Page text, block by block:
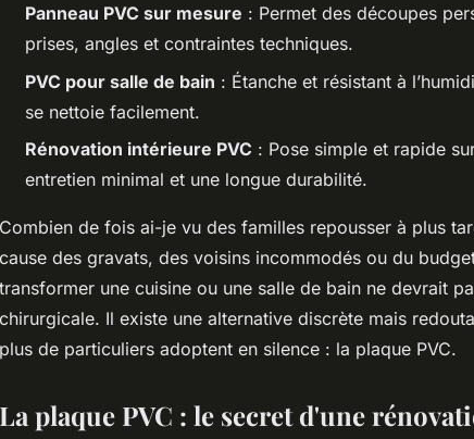
Panneau PVC sur mesure : Permet des découpes
prises, angles et contraintes techniques.
PVC pour salle de bain : Étanche et résistant à
se nettoie facilement.
Rénovation intérieure PVC : Pose simple et rapide
entretien minimal et une longue durabilité.
Combien de fois ai-je vu des familles repousser à plus
cause des gravats, des voisins incommodés ou du
transformer une cuisine ou une salle de bain ne devrait
chirurgicale. Il existe une alternative discrète mais
plus de particuliers adoptent en silence : la plaque PVC.
La plaque PVC : le secret d'une